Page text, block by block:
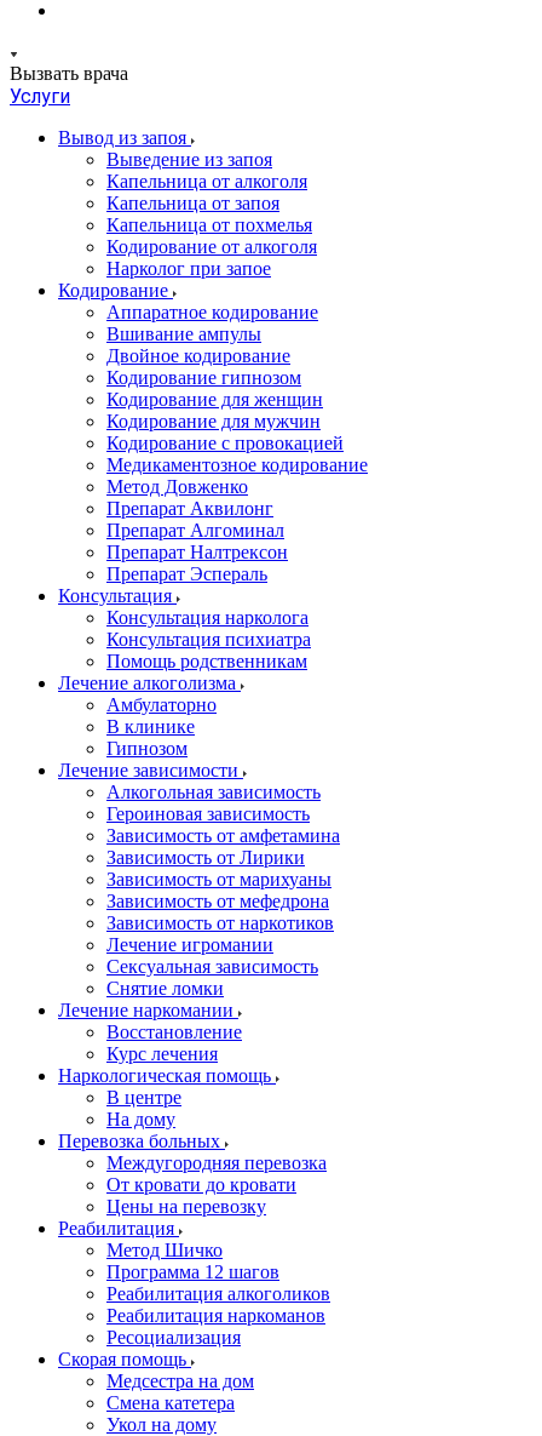
Вызвать врача
Услуги
Вывод из запоя
Выведение из запоя
Капельница от алкоголя
Капельница от запоя
Капельница от похмелья
Кодирование от алкоголя
Нарколог при запое
Кодирование
Аппаратное кодирование
Вшивание ампулы
Двойное кодирование
Кодирование гипнозом
Кодирование для женщин
Кодирование для мужчин
Кодирование с провокацией
Медикаментозное кодирование
Метод Довженко
Препарат Аквилонг
Препарат Алгоминал
Препарат Налтрексон
Препарат Эспераль
Консультация
Консультация нарколога
Консультация психиатра
Помощь родственникам
Лечение алкоголизма
Амбулаторно
В клинике
Гипнозом
Лечение зависимости
Алкогольная зависимость
Героиновая зависимость
Зависимость от амфетамина
Зависимость от Лирики
Зависимость от марихуаны
Зависимость от мефедрона
Зависимость от наркотиков
Лечение игромании
Сексуальная зависимость
Снятие ломки
Лечение наркомании
Восстановление
Курс лечения
Наркологическая помощь
В центре
На дому
Перевозка больных
Междугородняя перевозка
От кровати до кровати
Цены на перевозку
Реабилитация
Метод Шичко
Программа 12 шагов
Реабилитация алкоголиков
Реабилитация наркоманов
Ресоциализация
Скорая помощь
Медсестра на дом
Смена катетера
Укол на дому